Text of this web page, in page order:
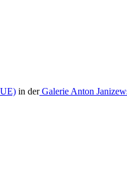
in derGalerie Anton